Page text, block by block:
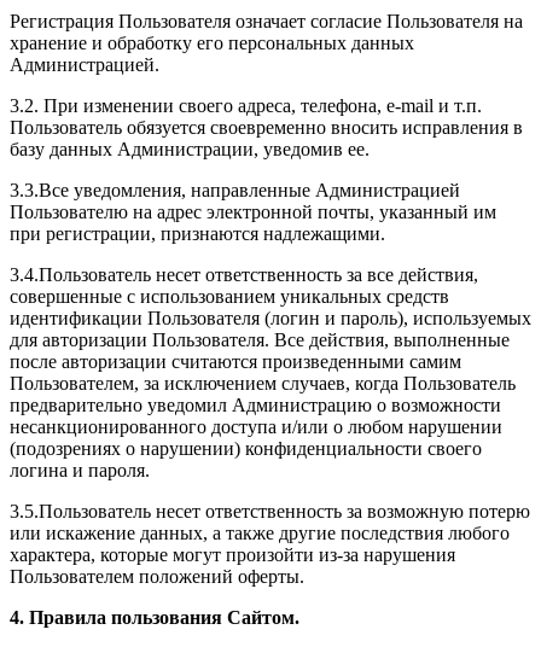
Регистрация Пользователя означает согласие Пользователя на
хранение и обработку его персональных данных
Администрацией.
3.2. При изменении своего адреса, телефона, e-mail и т.п.
Пользователь обязуется своевременно вносить исправления в
базу данных Администрации, уведомив ее.
3.3.Все уведомления, направленные Администрацией
Пользователю на адрес электронной почты, указанный им
при регистрации, признаются надлежащими.
3.4.Пользователь несет ответственность за все действия,
совершенные с использованием уникальных средств
идентификации Пользователя (логин и пароль), используемых
для авторизации Пользователя. Все действия, выполненные
после авторизации считаются произведенными самим
Пользователем, за исключением случаев, когда Пользователь
предварительно уведомил Администрацию о возможности
несанкционированного доступа и/или о любом нарушении
(подозрениях о нарушении) конфиденциальности своего
логина и пароля.
3.5.Пользователь несет ответственность за возможную потерю
или искажение данных, а также другие последствия любого
характера, которые могут произойти из-за нарушения
Пользователем положений оферты.
4. Правила пользования Сайтом.